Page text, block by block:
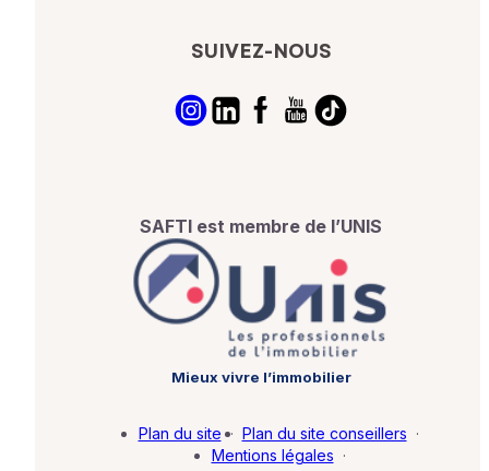
SUIVEZ-NOUS
SAFTI est membre de l’UNIS
Mieux vivre l’immobilier
Plan du site · Plan du site conseillers ·
Mentions légales ·